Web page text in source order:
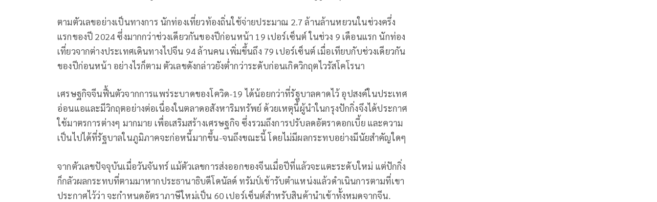
ตามตัวเลขอย่างเป็นทางการ นักท่องเที่ยวท้องถิ่นใช้จ่ายประมาณ 2.7 ล้านล้านหยวนในช่วงครึ่ง
แรกของปี 2024 ซึ่งมากกว่าช่วงเดียวกันของปีก่อนหน้า 19 เปอร์เซ็นต์ ในช่วง 9 เดือนแรก นักท่อง
เที่ยวจากต่างประเทศเดินทางไปจีน 94 ล้านคน เพิ่มขึ้นถึง 79 เปอร์เซ็นต์ เมื่อเทียบกับช่วงเดียวกัน
ของปีก่อนหน้า อย่างไรก็ตาม ตัวเลขดังกล่าวยังต่ำกว่าระดับก่อนเกิดวิกฤตไวรัสโคโรนา
เศรษฐกิจจีนฟื้นตัวจากการแพร่ระบาดของโควิด-19 ได้น้อยกว่าที่รัฐบาลคาดไว้ อุปสงค์ในประเทศ
อ่อนแอและมีวิกฤตอย่างต่อเนื่องในตลาดอสังหาริมทรัพย์ ด้วยเหตุนี้ผู้นำในกรุงปักกิ่งจึงได้ประกาศ
ใช้มาตรการต่างๆ มากมาย เพื่อเสริมสร้างเศรษฐกิจ ซึ่งรวมถึงการปรับลดอัตราดอกเบี้ย และความ
เป็นไปได้ที่รัฐบาลในภูมิภาคจะก่อหนี้มากขึ้น-จนถึงขณะนี้ โดยไม่มีผลกระทบอย่างมีนัยสำคัญใดๆ
จากตัวเลขปัจจุบันเมื่อวันจันทร์ แม้ตัวเลขการส่งออกของจีนเมื่อปีที่แล้วจะแตะระดับใหม่ แต่ปักกิ่ง
ก็กลัวผลกระทบที่ตามมาหากประธานาธิบดีโดนัลด์ ทรัมป์เข้ารับตำแหน่งแล้วดำเนินการตามที่เขา
ประกาศไว้ว่า จะกำหนดอัตราภาษีใหม่เป็น 60 เปอร์เซ็นต์สำหรับสินค้านำเข้าทั้งหมดจากจีน.